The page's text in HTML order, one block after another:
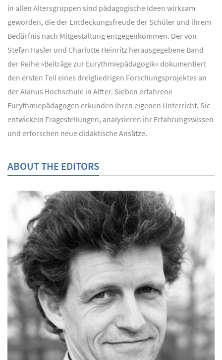
in allen Altersgruppen sind pädagogische Ideen wirksam
geworden, die der Entdeckungsfreude der Schüler und ihrem
Bedürfnis nach Mitgestaltung entgegenkommen. Der von
Stefan Hasler und Charlotte Heinritz herausgegebene Band
der Reihe »Beiträge zur Eurythmiepädagogik« dokumentiert
den ersten Teil eines dreigliedrigen Forschungsprojektes an
der Alanus Hochschule in Alfter. Sieben erfahrene
Eurythmiepädagogen erkunden ihren eigenen Unterricht. Sie
entwickeln Fragestellungen, analysieren ihr Erfahrungswissen
und erforschen neue didaktische Ansätze.
ABOUT THE EDITORS